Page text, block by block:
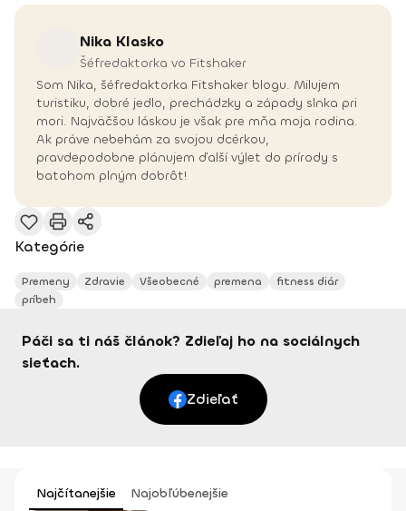
Nika Klasko
Šéfredaktorka vo Fitshaker
Som Nika, šéfredaktorka Fitshaker blogu. Milujem
turistiku, dobré jedlo, prechádzky a západy slnka pri
mori. Najväčšou láskou je však pre mňa moja rodina.
Ak práve nebehám za svojou dcérkou,
pravdepodobne plánujem ďalší výlet do prírody s
batohom plným dobrôt!
Kategórie
Premeny Zdravie Všeobecné premena
fitness diár
príbeh
Páči sa ti náš článok? Zdieľaj ho na sociálnych
sieťach.
Zdieľať
Najčítanejšie Najobľúbenejšie